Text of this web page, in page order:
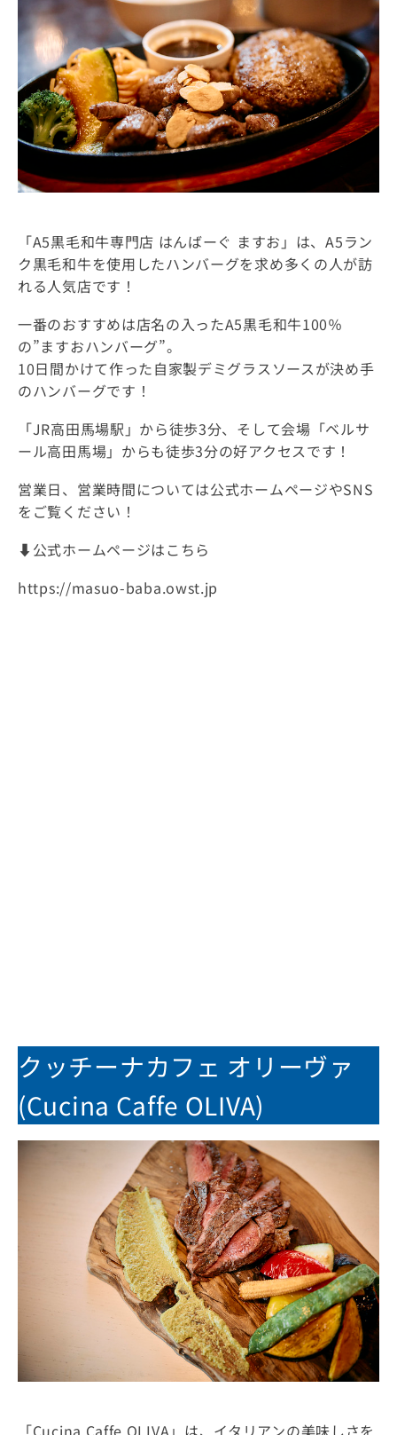
「A5黒毛和牛専門店 はんばーぐ ますお」は、A5ラン
ク黒毛和牛を使用したハンバーグを求め多くの人が訪
れる人気店です！
一番のおすすめは店名の入ったA5黒毛和牛100％
の”ますおハンバーグ”。
10日間かけて作った自家製デミグラスソースが決め手
のハンバーグです！
「JR高田馬場駅」から徒歩3分、そして会場「ベルサ
ール高田馬場」からも徒歩3分の好アクセスです！
営業日、営業時間については公式ホームページやSNS
をご覧ください！
⬇️公式ホームページはこちら
https://masuo-baba.owst.jp
クッチーナカフェ オリーヴァ
(Cucina Caffe OLIVA)
「Cucina Caffe OLIVA」は、イタリアンの美味しさを